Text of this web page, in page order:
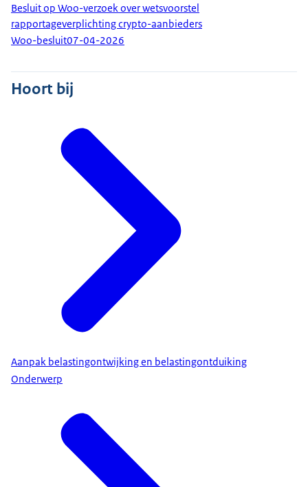
Besluit op Woo-verzoek over wetsvoorstel
rapportageverplichting crypto-aanbieders
Woo-besluit07-04-2026
Hoort bij
Aanpak belastingontwijking en belastingontduiking
Onderwerp